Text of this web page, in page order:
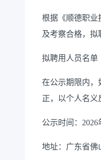
根据《顺德职业
及考察合格，
拟聘用人员名单
在公示期限内，
正，以个人名
公示时间：2026
地址：广东省佛